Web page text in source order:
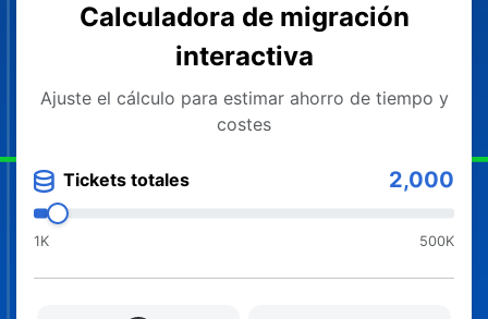
Calculadora de migración
interactiva
Ajuste el cálculo para estimar ahorro de tiempo y
costes
Tickets totales 2,000
1K 500K